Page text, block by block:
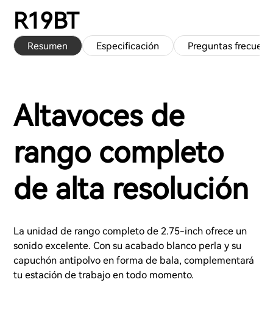
R19BT
Resumen Especificación Preguntas
Altavoces de
rango completo
de alta resolución
La unidad de rango completo de 2.75-inch ofrece un
sonido excelente. Con su acabado blanco perla y su
capuchón antipolvo en forma de bala, complementará
tu estación de trabajo en todo momento.